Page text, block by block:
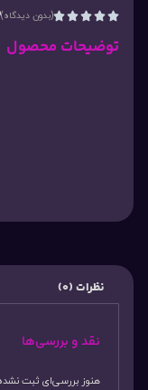




(بدون دیدگاه)
توضیحات محصول
نظرات (0)
نقد و بررسی‌ها
هنوز بررسی‌ای ثبت